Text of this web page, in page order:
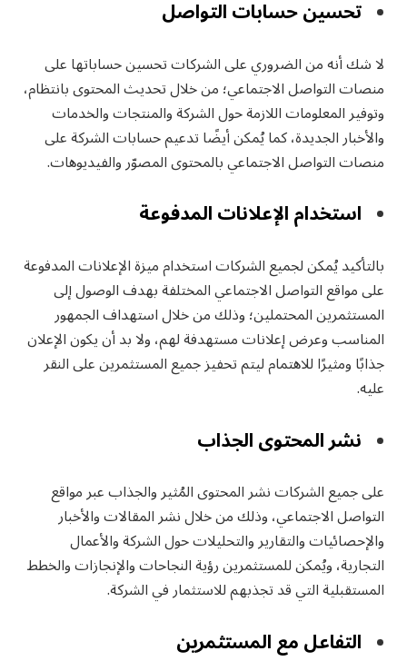
تحسين حسابات التواصل
لا شك أنه من الضروري على الشركات تحسين حساباتها على
منصات التواصل الاجتماعي؛ من خلال تحديث المحتوى بانتظام،
وتوفير المعلومات اللازمة حول الشركة والمنتجات والخدمات
والأخبار الجديدة، كما يُمكن أيضًا تدعيم حسابات الشركة على
منصات التواصل الاجتماعي بالمحتوى المصوّر والفيديوهات.
استخدام الإعلانات المدفوعة
بالتأكيد يُمكن لجميع الشركات استخدام ميزة الإعلانات المدفوعة
على مواقع التواصل الاجتماعي المختلفة بهدف الوصول إلى
المستثمرين المحتملين؛ وذلك من خلال استهداف الجمهور
المناسب وعرض إعلانات مستهدفة لهم، ولا بد أن يكون الإعلان
جذابًا ومثيرًا للاهتمام ليتم تحفيز جميع المستثمرين على النقر
عليه.
نشر المحتوى الجذاب
على جميع الشركات نشر المحتوى المُثير والجذاب عبر مواقع
التواصل الاجتماعي، وذلك من خلال نشر المقالات والأخبار
والإحصائيات والتقارير والتحليلات حول الشركة والأعمال
التجارية، ويُمكن للمستثمرين رؤية النجاحات والإنجازات والخطط
المستقبلية التي قد تجذبهم للاستثمار في الشركة.
التفاعل مع المستثمرين